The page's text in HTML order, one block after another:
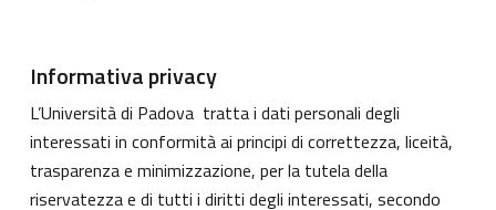
Informativa privacy
L’Università di Padova tratta i dati personali degli
interessati in conformità ai principi di correttezza, liceità,
trasparenza e minimizzazione, per la tutela della
riservatezza e di tutti i diritti degli interessati, secondo